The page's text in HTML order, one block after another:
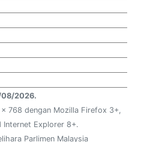
2026.
768 dengan Mozilla Firefox 3+,
Internet Explorer 8+.
Parlimen Malaysia